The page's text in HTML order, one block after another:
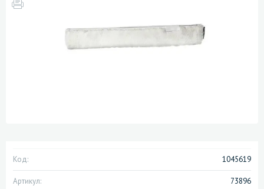
Код: 1045619
Артикул: 73896